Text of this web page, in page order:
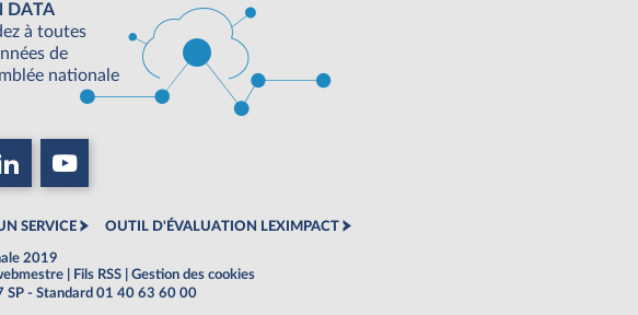
DATA
à toutes
de
nationale
SERVICE OUTIL D'ÉVALUATION LEXIMPACT
2019
Fils RSS
Gestion des cookies
SP - Standard 01 40 63 60 00